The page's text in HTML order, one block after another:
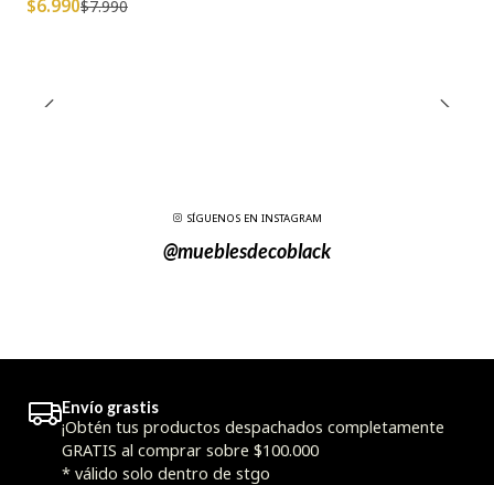
$6.990$7.990
SÍGUENOS EN INSTAGRAM
@mueblesdecoblack
Envío grastis
¡Obtén tus productos despachados completamente
GRATIS al comprar sobre $100.000
* válido solo dentro de stgo